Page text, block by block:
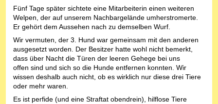
Fünf Tage später sichtete eine Mitarbeiterin einen weiteren
Welpen, der auf unserem Nachbargelände umherstromerte.
Er gehört dem Aussehen nach zu demselben Wurf.
Wir vermuten, der 3. Hund war gemeinsam mit den anderen
ausgesetzt worden. Der Besitzer hatte wohl nicht bemerkt,
dass über Nacht die Türen der leeren Gehege bei uns
offen sind und sich so die Hunde entfernen konnten. Wir
wissen deshalb auch nicht, ob es wirklich nur diese drei Tiere
oder mehr waren.
Es ist perfide (und eine Straftat obendrein), hilflose Tiere